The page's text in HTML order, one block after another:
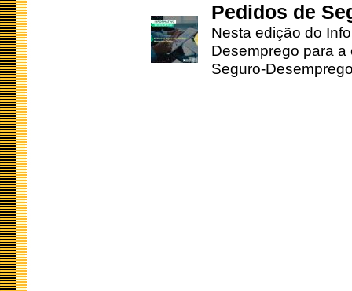
Pedidos de
Nesta edição do
Desemprego para
Seguro-